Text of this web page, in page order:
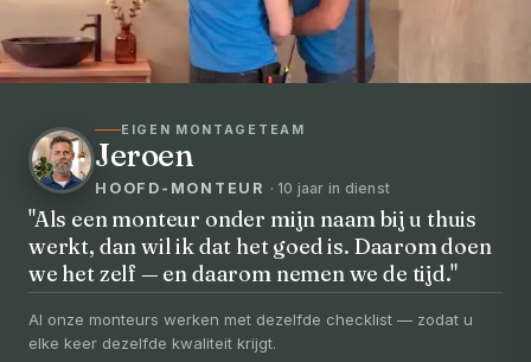
EIGEN MONTAGETEAM
Jeroen
HOOFD-MONTEUR · 10 jaar in dienst
"Als een monteur onder mijn naam bij u thuis
werkt, dan wil ik dat het goed is. Daarom doen
we het zelf — en daarom nemen we de tijd."
Al onze monteurs werken met dezelfde checklist — zodat u
elke keer dezelfde kwaliteit krijgt.
VOORHEEN → NA
Uw badkamer, volledig vernieuwd in
3-5 dagen